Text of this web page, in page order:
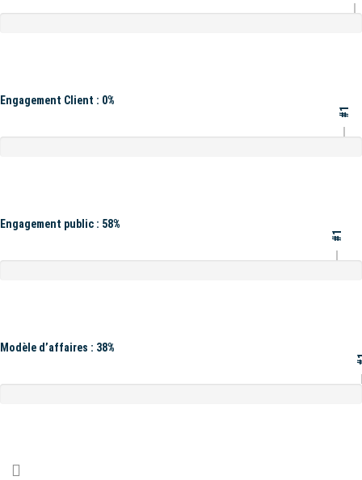
Engagement Client : 0%
#1
Engagement public : 58%
#1
Modèle d’affaires : 38%